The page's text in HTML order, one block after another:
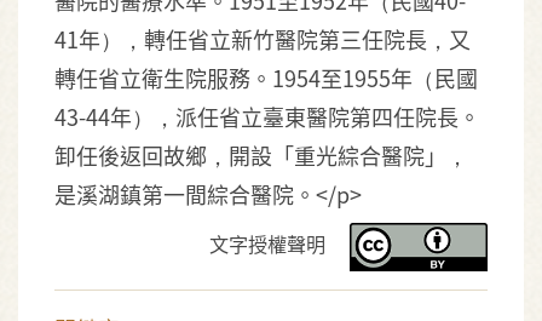
41年），轉任省立新竹醫院第三任院長，又
轉任省立衛生院服務。1954至1955年（民國
43-44年），派任省立臺東醫院第四任院長。
卸任後返回故鄉，開設「重光綜合醫院」，
是溪湖鎮第一間綜合醫院。</p>
文字授權聲明